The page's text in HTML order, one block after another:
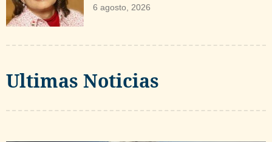
6 agosto, 2026
Ultimas Noticias